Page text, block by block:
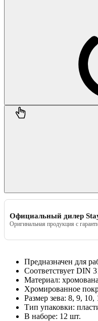
Официальный дилер
Оригинальная продукция с
Предназначен для
Соответствует DIN
Материал:
Хромированное
Размер зева: 8, 9,
Тип упаковки:
В наборе: 12 шт.